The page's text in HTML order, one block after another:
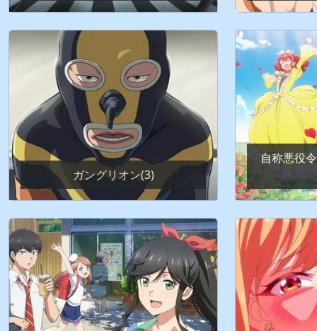
ガングリオン(3)
自称悪役